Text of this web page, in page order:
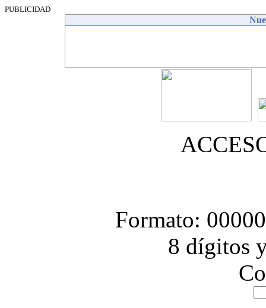
PUBLICIDAD
Formato:
8 dígitos